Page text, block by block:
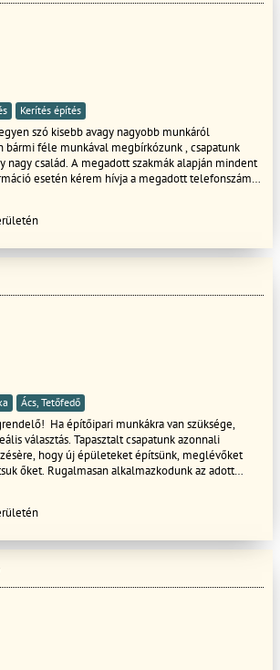
Kerítés építés
szó kisebb avagy nagyobb munkáról
nagy család. A megadott szakmák alapján mindent
kérem hívja a megadott telefonszámot
burkolás, bontás festés térbetonozás
Ács, Tetőfedő
Ha építőipari munkákra van szüksége,
választás. Tapasztalt csapatunk azonnali
hogy új épületeket építsünk, meglévőket
őket. Rugalmasan alkalmazkodunk az adott
és problémamegoldó képességgel
Ha kérdése van, vagy szeretné megrendelni a
keressen minket bátran. Mi mindenben a
biztosítsuk, hogy a munkálatokat a lehető